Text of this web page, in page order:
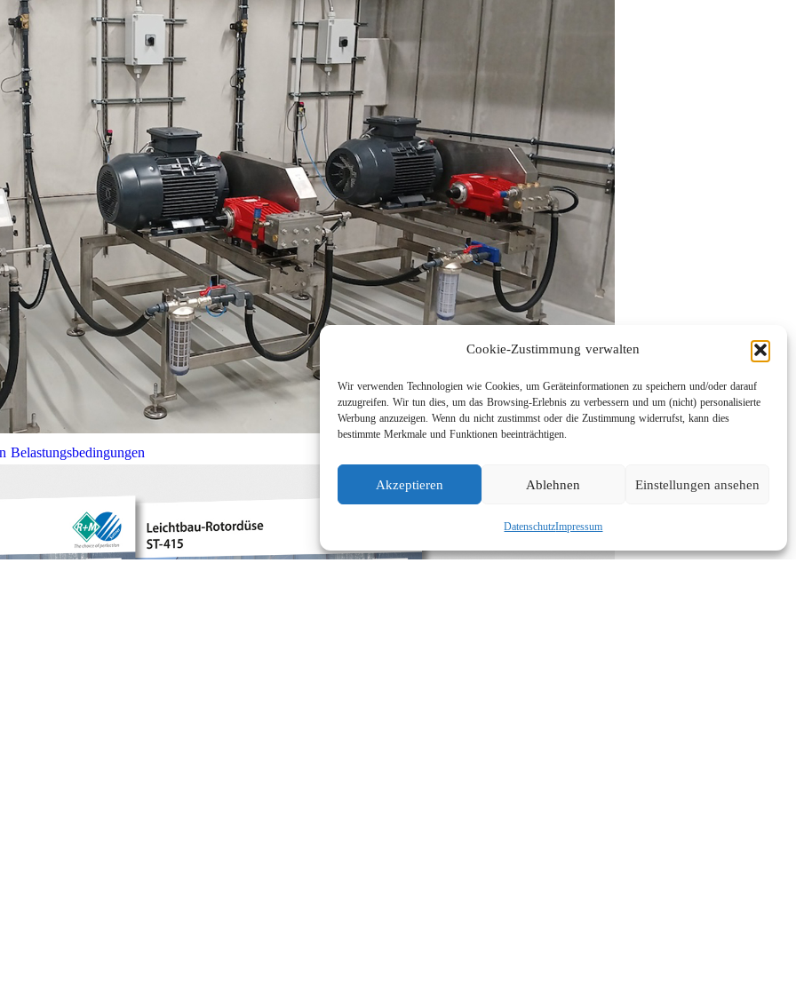
Cookie-Zustimmung verwalten
Wir verwenden Technologien wie Cookies, um Geräteinformationen zu speichern und/oder darauf
zuzugreifen. Wir tun dies, um das Browsing-Erlebnis zu verbessern und um (nicht) personalisierte
Werbung anzuzeigen. Wenn du nicht zustimmst oder die Zustimmung widerrufst, kann dies
bestimmte Merkmale und Funktionen beeinträchtigen.
Akzeptieren Ablehnen Einstellungen ansehen
DatenschutzImpressum
Belastungsbedingungen